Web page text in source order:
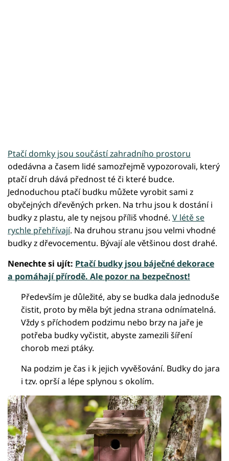
Ptačí domky jsou součástí zahradního prostoru
odedávna a časem lidé samozřejmě vypozorovali, který
ptačí druh dává přednost té či které budce.
Jednoduchou ptačí budku můžete vyrobit sami z
obyčejných dřevěných prken. Na trhu jsou k dostání i
budky z plastu, ale ty nejsou příliš vhodné. V létě se
rychle přehřívají. Na druhou stranu jsou velmi vhodné
budky z dřevocementu. Bývají ale většinou dost drahé.
Nenechte si ujít: Ptačí budky jsou báječné dekorace
a pomáhají přírodě. Ale pozor na bezpečnost!
Především je důležité, aby se budka dala jednoduše
čistit, proto by měla být jedna strana odnímatelná.
Vždy s příchodem podzimu nebo brzy na jaře je
potřeba budky vyčistit, abyste zamezili šíření
chorob mezi ptáky.
Na podzim je čas i k jejich vyvěšování. Budky do jara
i tzv. oprší a lépe splynou s okolím.